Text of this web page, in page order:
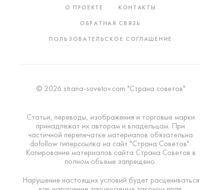
О ПРОЕКТЕ
КОНТАКТЫ
ОБРАТНАЯ СВЯЗЬ
ПОЛЬЗОВАТЕЛЬСКОЕ СОГЛАШЕНИЕ
© 2026 strana-sovetov.com "Страна советов"
Статьи, переводы, изображения и торговые марки
принадлежат их авторам и владельцам. При
частичной перепечатке материалов обязательна
dofollow гиперссылка на сайт "Страна Советов".
Копирование материалов сайта Страна Советов в
полном объеме запрещено.
Нарушение настоящих условий будет расцениваться